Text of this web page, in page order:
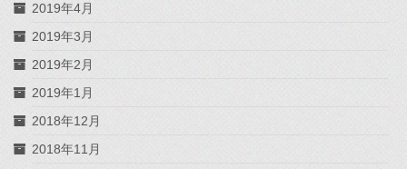
2019年4月
2019年3月
2019年2月
2019年1月
2018年12月
2018年11月